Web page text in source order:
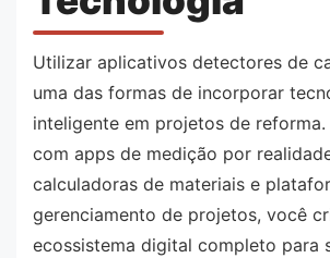
Utilizar aplicativos detectores de
uma das formas de incorporar
inteligente em projetos de
com apps de medição por
calculadoras de materiais e
gerenciamento de projetos, você
ecossistema digital completo para